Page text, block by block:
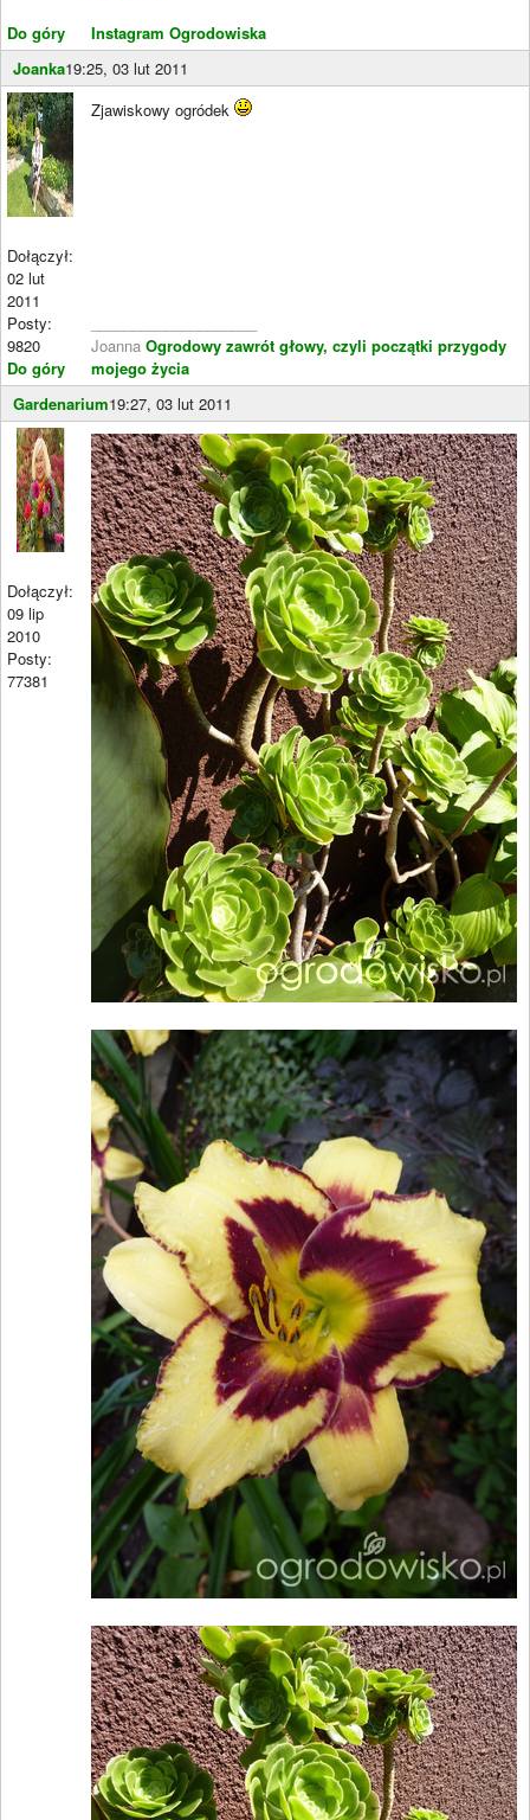
Do góry
Instagram Ogrodowiska
Joanka19:25, 03 lut 2011
Dołączył:
02 lut
2011
Posty:
9820
Do góry
Zjawiskowy ogródek
Joanna Ogrodowy zawrót głowy, czyli początki przygody
mojego życia
Gardenarium19:27, 03 lut 2011
Dołączył:
09 lip
2010
Posty:
77381